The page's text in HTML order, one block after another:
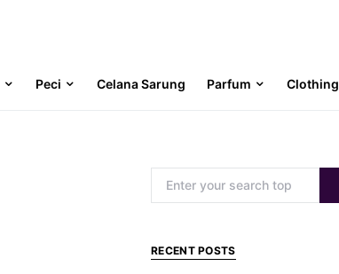
Peci Celana Sarung Parfum Clothing
RECENT POSTS